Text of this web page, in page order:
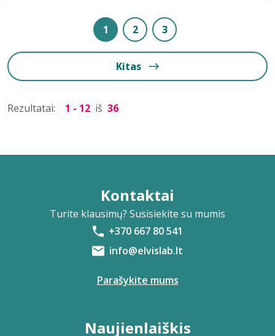
1 2 3
Kitas
Rezultatai: 1 - 12 iš 36
Kontaktai
Turite klausimų? Susisiekite su mumis
+370 667 80 541
info@elvislab.lt
Parašykite mums
Naujienlaiškis